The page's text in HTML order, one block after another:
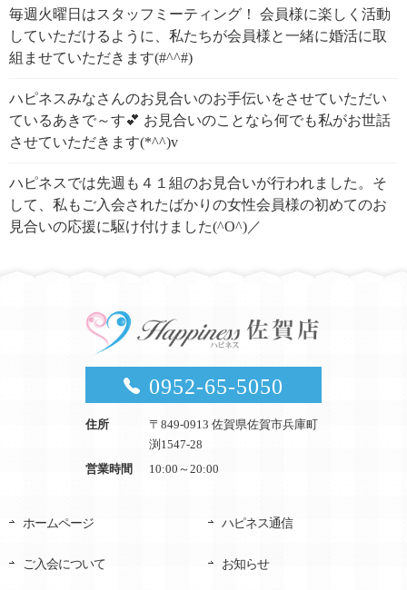
毎週火曜日はスタッフミーティング！ 会員様に楽しく活動
していただけるように、私たちが会員様と一緒に婚活に取
組ませていただきます(#^^#)
ハピネスみなさんのお見合いのお手伝いをさせていただい
ているあきで～す💕 お見合いのことなら何でも私がお世話
させていただきます(*^^)v
ハピネスでは先週も４１組のお見合いが行われました。そ
して、私もご入会されたばかりの女性会員様の初めてのお
見合いの応援に駆け付けました(^O^)／
0952-65-5050
住所
〒849-0913 佐賀県佐賀市兵庫町
渕1547-28
営業時間
10:00～20:00
ホームページ
ご入会について
ハピネス通信
お知らせ